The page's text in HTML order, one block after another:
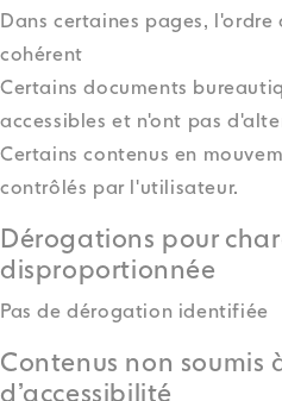
Dans certaines pages,
cohérent
Certains documents
accessibles et n'ont pas
Certains contenus en
contrôlés par l'utilisateur.
Dérogations pour
disproportionnée
Pas de dérogation identifiée
Contenus non soumis
d’accessibilité